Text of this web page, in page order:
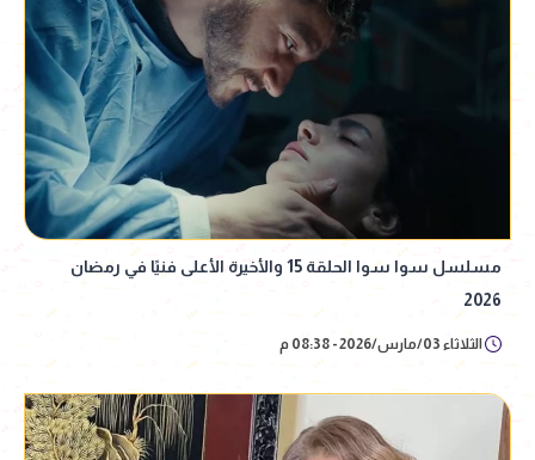
مسلسل سوا سوا الحلقة 15 والأخيرة الأعلى فنيًا في رمضان
2026
الثلاثاء 03/مارس/2026 - 08:38 م